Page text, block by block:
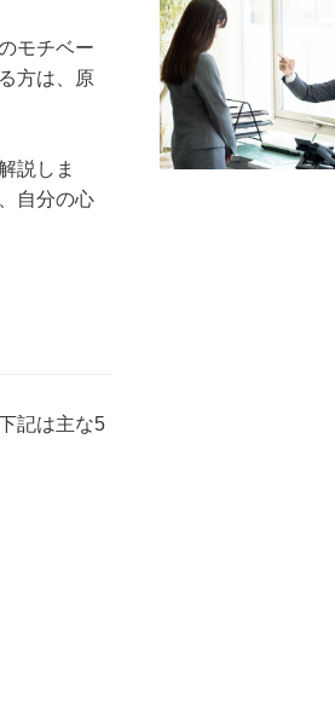
モチベー
方は、原
説しま
自分の心
記は主な5